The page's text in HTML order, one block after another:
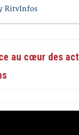
RitvInfos
au cœur des